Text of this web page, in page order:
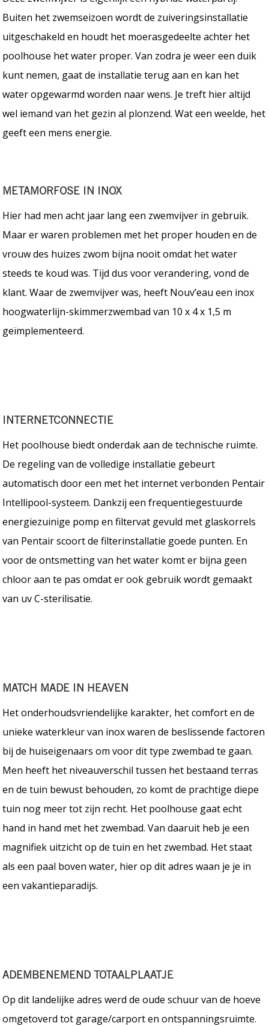
Buiten het zwemseizoen wordt de zuiveringsinstallatie
uitgeschakeld en houdt het moerasgedeelte achter het
poolhouse het water proper. Van zodra je weer een duik
kunt nemen, gaat de installatie terug aan en kan het
water opgewarmd worden naar wens. Je treft hier altijd
wel iemand van het gezin al plonzend. Wat een weelde, het
geeft een mens energie.
METAMORFOSE IN INOX
Hier had men acht jaar lang een zwemvijver in gebruik.
Maar er waren problemen met het proper houden en de
vrouw des huizes zwom bijna nooit omdat het water
steeds te koud was. Tijd dus voor verandering, vond de
klant. Waar de zwemvijver was, heeft Nouv’eau een inox
hoogwaterlijn-skimmerzwembad van 10 x 4 x 1,5 m
geïmplementeerd.
INTERNETCONNECTIE
Het poolhouse biedt onderdak aan de technische ruimte.
De regeling van de volledige installatie gebeurt
automatisch door een met het internet verbonden Pentair
Intellipool-systeem. Dankzij een frequentiegestuurde
energiezuinige pomp en filtervat gevuld met glaskorrels
van Pentair scoort de filterinstallatie goede punten. En
voor de ontsmetting van het water komt er bijna geen
chloor aan te pas omdat er ook gebruik wordt gemaakt
van uv C-sterilisatie.
MATCH MADE IN HEAVEN
Het onderhoudsvriendelijke karakter, het comfort en de
unieke waterkleur van inox waren de beslissende factoren
bij de huiseigenaars om voor dit type zwembad te gaan.
Men heeft het niveauverschil tussen het bestaand terras
en de tuin bewust behouden, zo komt de prachtige diepe
tuin nog meer tot zijn recht. Het poolhouse gaat echt
hand in hand met het zwembad. Van daaruit heb je een
magnifiek uitzicht op de tuin en het zwembad. Het staat
als een paal boven water, hier op dit adres waan je je in
een vakantieparadijs.
ADEMBENEMEND TOTAALPLAATJE
Op dit landelijke adres werd de oude schuur van de hoeve
omgetoverd tot garage/carport en ontspanningsruimte.